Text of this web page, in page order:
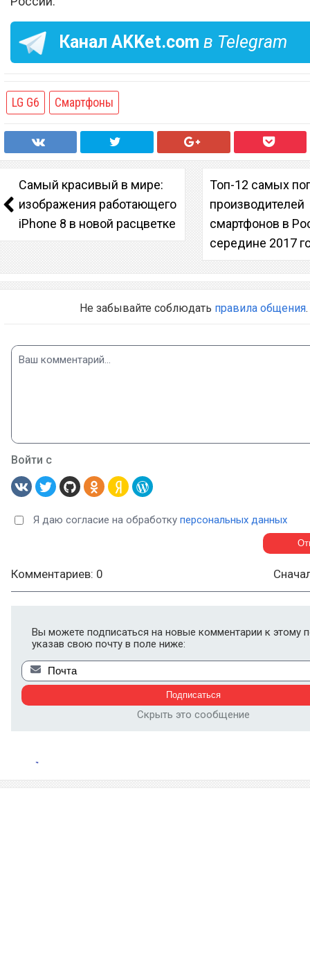
Канал AKKet.com в Telegram
LG G6 Смартфоны
Самый красивый в мире:
изображения работающего
iPhone 8 в новой расцветке
Топ-12 самых
производителей
смартфонов в
середине 2017
Не забывайте соблюдать правила общения.
Войти с
Я даю согласие на обработку персональных данных
Комментариев: 0
Вы можете подписаться на новые комментарии к этому
указав свою почту в поле ниже:
Скрыть это сообщение